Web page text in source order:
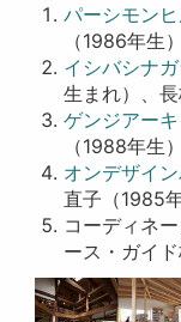
パーシモン
（1986年生
イシバシナ
生まれ）、
ゲンジアーキ
（1988年生）
オンデザイ
直子（1985年
コーディネ
ース・ガイド